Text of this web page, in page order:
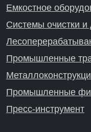
Емкостное
Системы очистки и
Промышленные
Промышленные
Пресс-инструмент